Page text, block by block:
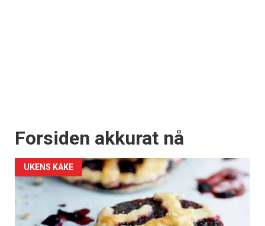
Forsiden akkurat nå
UKENS KAKE